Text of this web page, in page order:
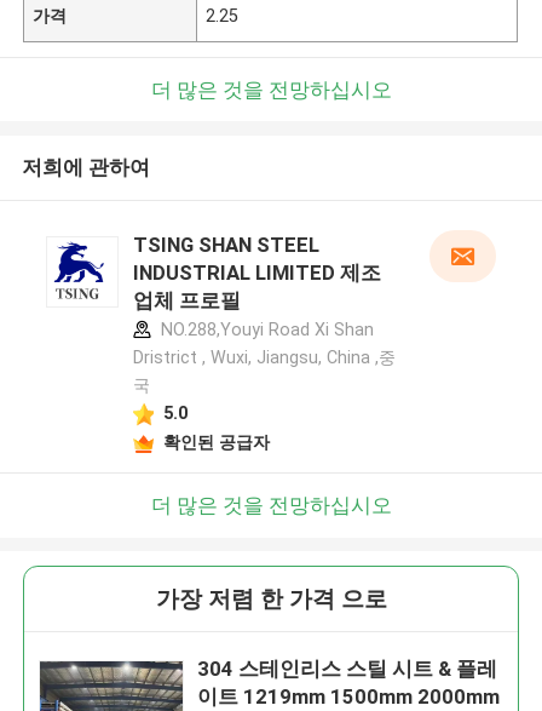
가격 2.25
더 많은 것을 전망하십시오
저희에 관하여
TSING SHAN STEEL
INDUSTRIAL LIMITED 제조
업체 프로필
NO.288,Youyi Road Xi Shan
Dristrict , Wuxi, Jiangsu, China ,중
국
5.0
확인된 공급자
더 많은 것을 전망하십시오
가장 저렴 한 가격 으로
304 스테인리스 스틸 시트 & 플레
이트 1219mm 1500mm 2000mm